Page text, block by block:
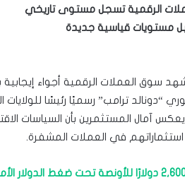
الرقمية تسجل مستوى تاريخي
مستويات قياسية جديدة
سوق العملات الرقمية أجواء إيجابية
“دونالد ترامب” رسميًا رئيسًا للولايات
آمال المستثمرين بأن السياسات
استثماراتهم في العملات المشفرة.